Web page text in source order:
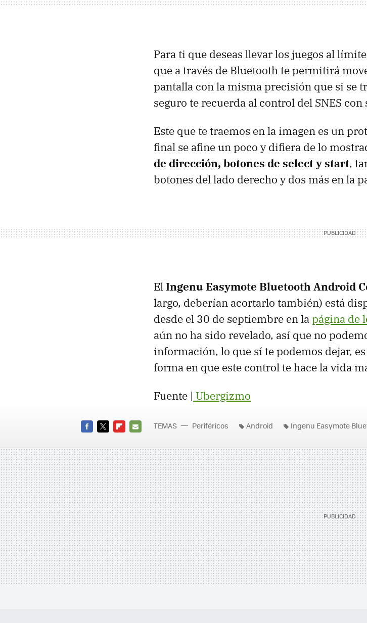
Para ti que deseas llevar los juegos al
que a través de Bluetooth te permitirá
pantalla con la misma precisión que si se
seguro te recuerda al control del SNES con
Este que te traemos en la imagen es un
final se afine un poco y difiera de lo
de dirección, botones de select y start,
botones del lado derecho y dos más en la
ElIngenu Easymote Bluetooth Android
largo, deberían acortarlo también) está
desde el 30 de septiembre en lapágina de
aún no ha sido revelado, así que no
información, lo que sí te podemos dejar,
forma en que este control te hace la vida
Fuente | Ubergizmo
MAIL
TEMAS Periféricos Android Ingenu Easymote